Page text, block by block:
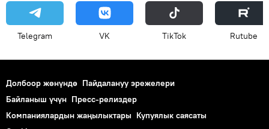
Telegram VK ТikТоk Rutube
Долбоор жөнүндө Пайдалануу эрежелери
Байланыш үчүн Пресс-релиздер
Компаниялардын жаңылыктары Купуялык саясаты